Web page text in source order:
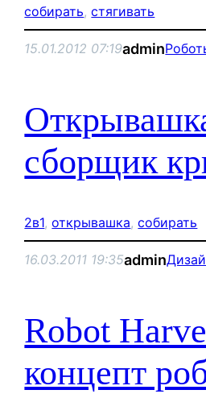
собирать, стягивать
15.01.2012 07:19admin
сборщик
2в1, открывашка, собирать
16.03.2011 19:35admin
Robot
концепт